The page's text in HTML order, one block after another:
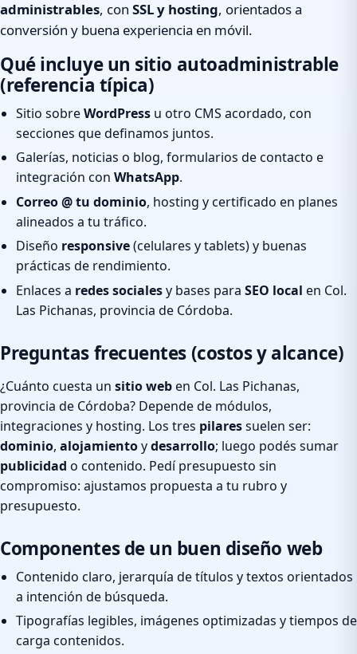
administrables, con SSL y hosting, orientados a
conversión y buena experiencia en móvil.
Qué incluye un sitio autoadministrable
(referencia típica)
Sitio sobreWordPress u otro CMS acordado, con
secciones que definamos juntos.
Galerías, noticias o blog, formularios de contacto e
integración con WhatsApp.
Correo @ tu dominio, hosting y certificado en planes
alineados a tu tráfico.
Diseño responsive(celulares y tablets) y buenas
prácticas de rendimiento.
Enlaces a redes socialesy bases para SEO local en Col.
Las Pichanas, provincia de Córdoba.
Preguntas frecuentes (costos y alcance)
¿Cuánto cuesta un sitio weben Col. Las Pichanas,
provincia de Córdoba? Depende de módulos,
integraciones y hosting. Los tres pilaressuelen ser:
dominio, alojamientoydesarrollo; luego podés sumar
publicidad o contenido. Pedí presupuesto sin
compromiso: ajustamos propuesta a tu rubro y
presupuesto.
Componentes de un buen diseño web
Contenido claro, jerarquía de títulos y textos orientados
a intención de búsqueda.
Tipografías legibles, imágenes optimizadas y tiempos de
carga contenidos.